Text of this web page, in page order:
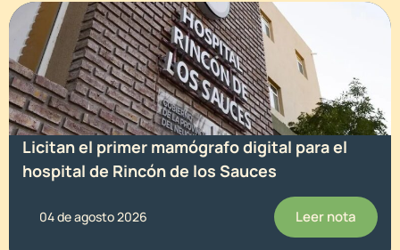
Licitan el primer mamógrafo digital para el
hospital de Rincón de los Sauces
04 de agosto 2026 Leer nota